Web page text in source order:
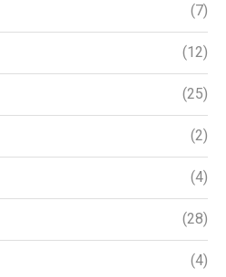
(7)
(12)
(25)
(2)
(4)
(28)
(4)